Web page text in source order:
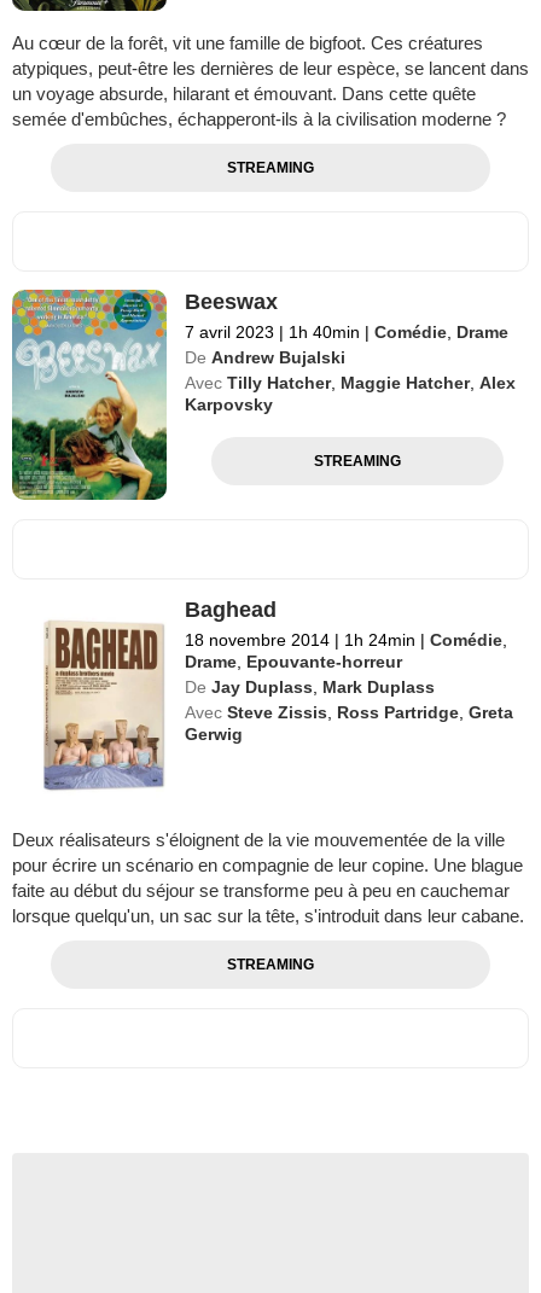
Au cœur de la forêt, vit une famille de bigfoot. Ces créatures
atypiques, peut-être les dernières de leur espèce, se lancent dans
un voyage absurde, hilarant et émouvant. Dans cette quête
semée d'embûches, échapperont-ils à la civilisation moderne ?
STREAMING
Beeswax
7 avril 2023 | 1h 40min | Comédie Drame
De Andrew Bujalski
Avec Tilly Hatcher, Maggie Hatcher,Alex
Karpovsky
STREAMING
Baghead
18 novembre 2014 | 1h 24min | Comédie
Drame Epouvante-horreur
De Jay Duplass
Mark Duplass
Avec Steve Zissis Ross Partridge ,Greta
Gerwig
Deux réalisateurs s'éloignent de la vie mouvementée de la ville
pour écrire un scénario en compagnie de leur copine. Une blague
faite au début du séjour se transforme peu à peu en cauchemar
lorsque quelqu'un, un sac sur la tête, s'introduit dans leur cabane.
STREAMING